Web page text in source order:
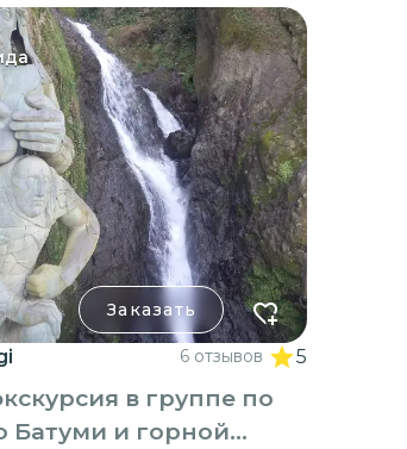
Заказать
6 отзывов 5
в группе по
Батуми и горной